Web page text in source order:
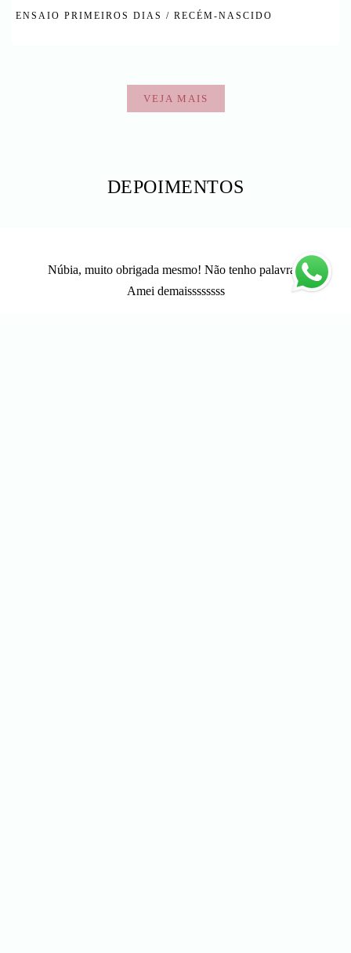
ENSAIO PRIMEIROS DIAS / RECÉM-NASCIDO
VEJA MAIS
DEPOIMENTOS
Núbia, muito obrigada mesmo! Não tenho palavras!
Amei demaissssssss